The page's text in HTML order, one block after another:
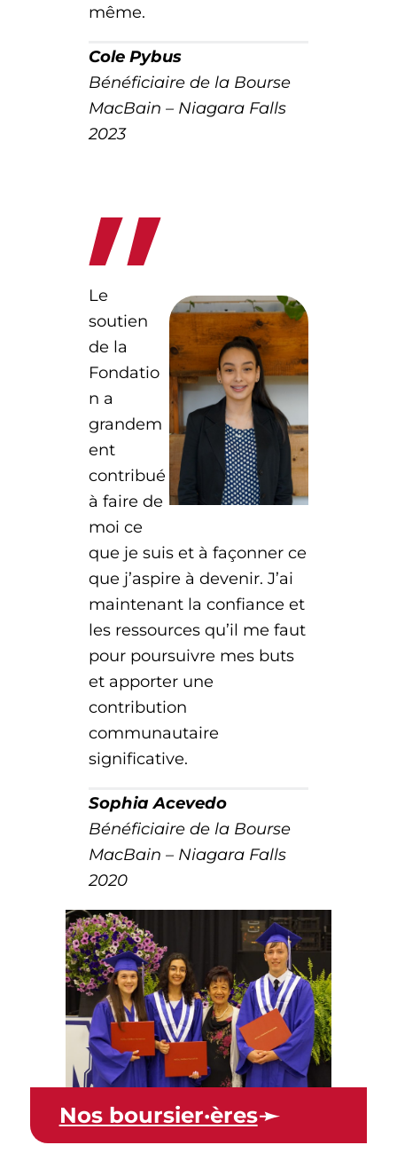
même.
Cole Pybus
Bénéficiaire de la Bourse
MacBain – Niagara Falls
2023
Le
soutien
de la
Fondatio
n a
grandem
ent
contribué
à faire de
moi ce
que je suis et à façonner ce
que j’aspire à devenir. J’ai
maintenant la confiance et
les ressources qu’il me faut
pour poursuivre mes buts
et apporter une
contribution
communautaire
significative.
Sophia Acevedo
Bénéficiaire de la Bourse
MacBain – Niagara Falls
2020
Nos boursier·ères